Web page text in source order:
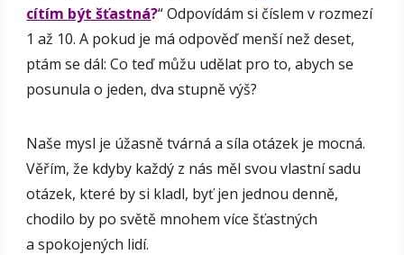
cítím být šťastná?“ Odpovídám si číslem v rozmezí
1 až 10. A pokud je má odpověď menší než deset,
ptám se dál: Co teď můžu udělat pro to, abych se
posunula o jeden, dva stupně výš?
Naše mysl je úžasně tvárná a síla otázek je mocná.
Věřím, že kdyby každý z nás měl svou vlastní sadu
otázek, které by si kladl, byť jen jednou denně,
chodilo by po světě mnohem více šťastných
a spokojených lidí.